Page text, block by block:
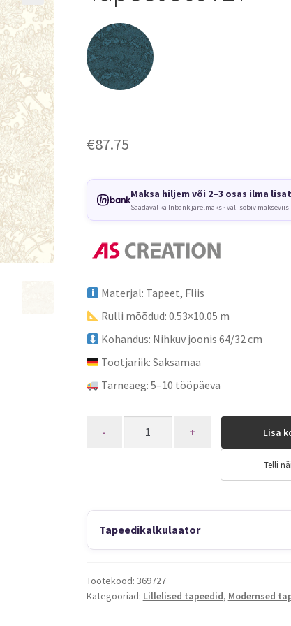
€87.75
Maksa hiljem või 2–3 osas ilma
Saadaval ka Inbank järelmaks · vali sobiv makseviis
Materjal: Tapeet, Fliis
Rulli mõõdud: 0.53×10.05 m
Kohandus: Nihkuv joonis 64/32 cm
Tootjariik: Saksamaa
Tarneaeg: 5–10 tööpäeva
Lisa
Telli
Tapeedikalkulaator
Tootekood: 369727
Kategooriad: Lillelised tapeedid, Modernsed